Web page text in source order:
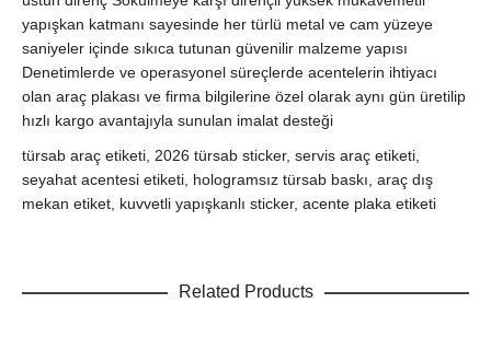
yapışkan katmanı sayesinde her türlü metal ve cam yüzeye
saniyeler içinde sıkıca tutunan güvenilir malzeme yapısı
Denetimlerde ve operasyonel süreçlerde acentelerin ihtiyacı
olan araç plakası ve firma bilgilerine özel olarak aynı gün üretilip
hızlı kargo avantajıyla sunulan imalat desteği
türsab araç etiketi, 2026 türsab sticker, servis araç etiketi,
seyahat acentesi etiketi, hologramsız türsab baskı, araç dış
mekan etiket, kuvvetli yapışkanlı sticker, acente plaka etiketi
Related Products